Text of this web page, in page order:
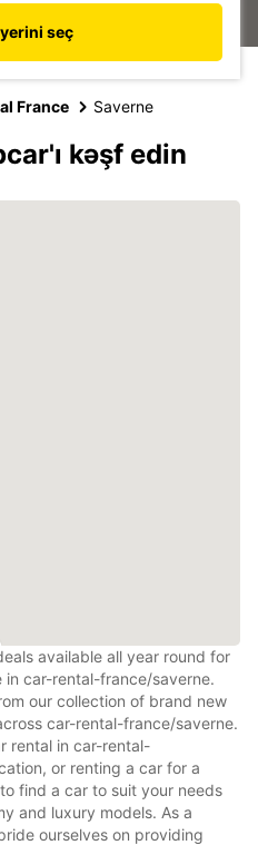
seç
France Saverne
kəşf edin
available all year round for
in car-rental-france/saverne.
our collection of brand new
car-rental-france/saverne.
rental in car-rental-
or renting a car for a
find a car to suit your needs
and luxury models. As a
ourselves on providing